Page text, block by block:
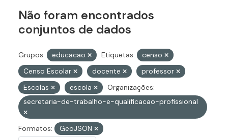
Não foram encontrados
conjuntos de dados
Grupos: educacao Etiquetas:
censo
Censo Escolar
docente
professor
Escolas
escola
Organizações:
secretaria-de-trabalho-e-qualificacao-profissional
Formatos:
GeoJSON